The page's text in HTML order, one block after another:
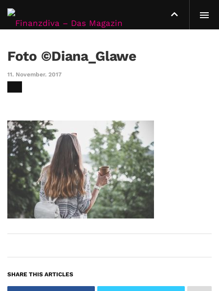
Foto ©Diana_Glawe
11. November. 2017
SHARE THIS ARTICLES